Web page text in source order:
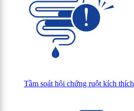
Tầm soát hội chứng ruột kích thích